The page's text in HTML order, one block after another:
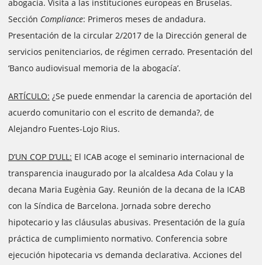
abogacía. Visita a las instituciones europeas en Bruselas.
Sección Compliance: Primeros meses de andadura.
Presentación de la circular 2/2017 de la Dirección general de
servicios penitenciarios, de régimen cerrado. Presentación del
‘Banco audiovisual memoria de la abogacía’.
ARTÍCULO: ¿Se puede enmendar la carencia de aportación del
acuerdo comunitario con el escrito de demanda?, de
Alejandro Fuentes-Lojo Rius.
D’UN COP D’ULL: El ICAB acoge el seminario internacional de
transparencia inaugurado por la alcaldesa Ada Colau y la
decana Maria Eugènia Gay. Reunión de la decana de la ICAB
con la Síndica de Barcelona. Jornada sobre derecho
hipotecario y las cláusulas abusivas. Presentación de la guía
práctica de cumplimiento normativo. Conferencia sobre
ejecución hipotecaria vs demanda declarativa. Acciones del